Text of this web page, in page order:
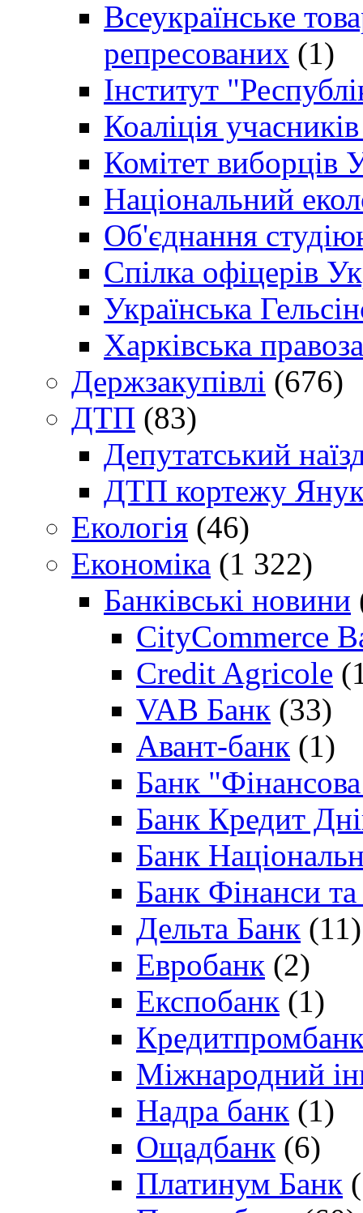
Всеукраїнське
репресованих (1)
Інститут
Коаліція
Комітет виборців
Національний
Об'єднання
Спілка офіцерів
Українська
Харківська
Держзакупівлі (676)
ДТП (83)
Депутатський
ДТП кортежу
Екологія (46)
Економіка (1 322)
Банківські новини
CityCommerce
Credit Agricole
VAB Банк (33)
Авант-банк (1)
Банк "Фінансова
Банк Кредит
Банк
Банк Фінанси
Дельта Банк (11)
Евробанк (2)
Експобанк (1)
Міжнародний
Надра банк (1)
Ощадбанк (6)
Платинум Банк